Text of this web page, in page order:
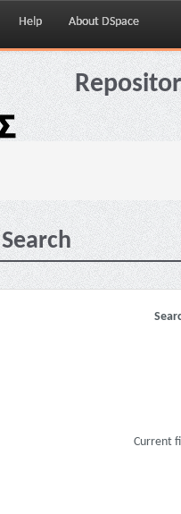
Help About DSpace
Search
Current